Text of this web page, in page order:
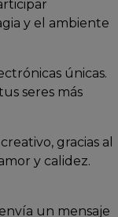
y el ambiente
únicas.
seres más
gracias al
y calidez.
un mensaje